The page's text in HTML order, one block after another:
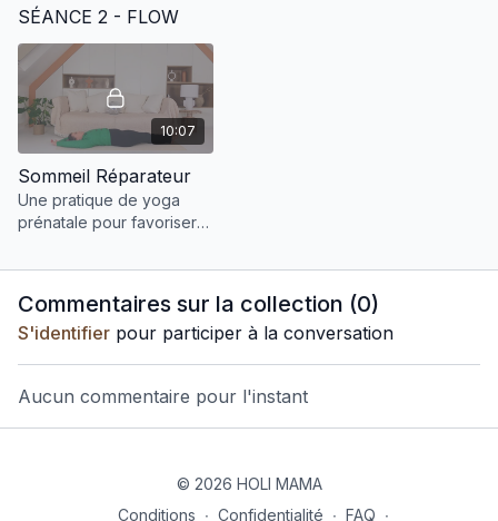
SÉANCE 2 - FLOW
10:07
Sommeil Réparateur
Une pratique de yoga
prénatale pour favoriser
Commentaires sur la collection (0)
S'identifier pour participer à la conversation
Aucun commentaire pour l'instant
© 2026 HOLI MAMA
Conditions ∙ Confidentialité ∙ FAQ ∙